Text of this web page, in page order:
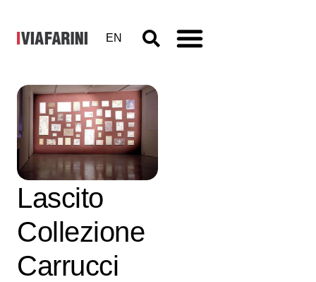
EN
Eredi
Brancusi,
Lascito
Collezione
Carrucci